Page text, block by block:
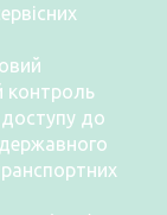
контроль
до